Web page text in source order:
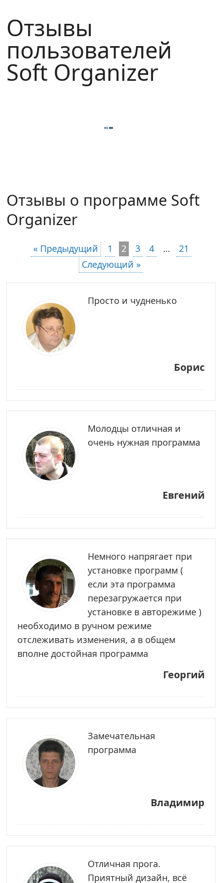
Отзывы
пользователей
Soft Organizer
Отзывы о программе Soft
Organizer
« Предыдущий 1 2 3 4 …
21
Следующий »
Просто и чудненько
Борис
Молодцы отличная и
очень нужная программа
Евгений
Немного напрягает при
установке программ (
если эта программа
перезагружается при
установке в авторежиме )
необходимо в ручном режиме
отслеживать изменения, а в общем
вполне достойная программа
Георгий
Замечательная
программа
Владимир
Отличная прога.
Приятный дизайн, всё